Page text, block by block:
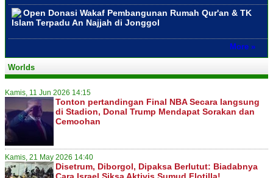
Open Donasi Wakaf Pembangunan Rumah Qur'an & TK
Islam Terpadu An Najjah di Jonggol
More »
Worlds
Kamis, 11 Jun 2026 14:15
Tonton pertandingan Final NBA Secara langsung
di Stadion, Donal Trump Mendapat Sorakan dan
Cemoohan
Kamis, 21 May 2026 14:40
Disetrum, Diborgol, Dipaksa Berlutut: Biadabnya